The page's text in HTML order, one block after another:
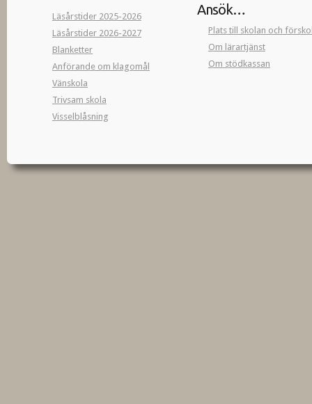
Läsårstider 2025-2026
Läsårstider 2026-2027
Blanketter
Anförande om klagomål
Vänskola
Trivsam skola
Visselblåsning
Ansök…
Plats till skolan och
Om lärartjänst
Om stödkassan